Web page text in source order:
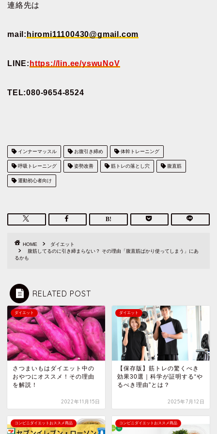
連絡先は
mail: hiromi11100430@gmail.com
LINE: https://lin.ee/yswuNoV
TEL:080-9654-8524
インナーマッスル お腹引き締め 体幹トレーニング
呼吸トレーニング 姿勢改善 筋トレの落とし穴 腹直筋
運動初心者向け
HOME
ダイエット
腹筋してるのに引き締まらない？ その理由「腹直筋ばかり使ってしまう」にあ
るかも
RELATED POST
ダイエット
さつまいもはダイエット中の
おやつにオススメ！その理由
を解説！
2022年11月15日
ダイエット
【保存版】筋トレの驚くべき
効果30選｜科学が証明する“や
るべき理由”とは？
2025年7月12日
コンビニダイエットおススメ商品 コンビニダイエットおススメ商品